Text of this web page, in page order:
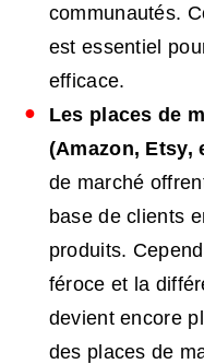
communautés.
est essentiel
efficace.
Les places de
(Amazon, Etsy,
de marché
base de clients
produits.
féroce et la
devient encore
des places de